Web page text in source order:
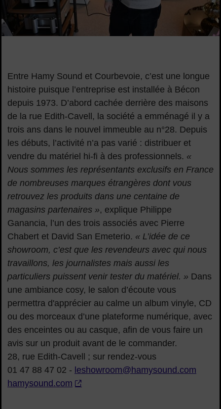
Entre Hamy Sound et Courbevoie, c’est une longue
histoire puisque l’entreprise est installée à Bécon
depuis 1973. D’abord cachée derrière des maisons
de la rue Edith-Cavell, la société a emménagé il y a
trois ans dans le nouvel immeuble au n°28. Depuis
les débuts, l’activité n’a pas varié : distribuer et
vendre du matériel hi-fi à des professionnels. «
Nous sommes les représentants exclusifs en France
de nombreuses marques étrangères dont vous
retrouvez les produits dans une centaine de
magasins partenaires », explique Philippe
Ganancia, l’un des trois associés avec Pierre
Chabert et David San Emeterio. « L’idée de ce
showroom, c’est que les revendeurs avec qui nous
travaillons, les journalistes mais aussi les
particuliers puissent venir tester du matériel. » Dans
une ambiance cosy, le salon d’écoute vous
permettra d'apprécier au calme un album vinyle, CD
ou des morceaux d’une plateforme numérique, avec
des enceintes ou au casque, afin de vous faire un
avis sur un produit avant de le commander.
28, rue Edith-Cavell ; sur rendez-vous
01 47 88 47 02 - leshowroom@hamysound.com
hamysound.com